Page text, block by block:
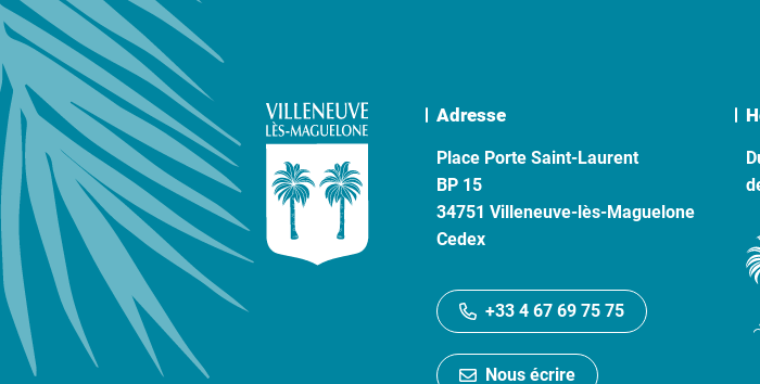
Adresse
Place Porte Saint-Laurent
BP 15
34751 Villeneuve-lès-Maguelone
Cedex
+33 4 67 69 75 75
Nous écrire